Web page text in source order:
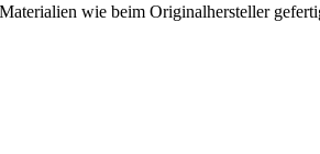
wie beim Originalhersteller